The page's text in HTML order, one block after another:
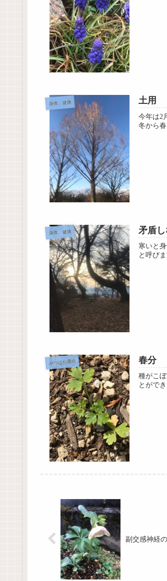
身体、健康 土用
今年は2
冬から
身体、健康 矛盾
寒いと
と呼び
みつばち通信 春分
種がこ
とがで
副交感神経